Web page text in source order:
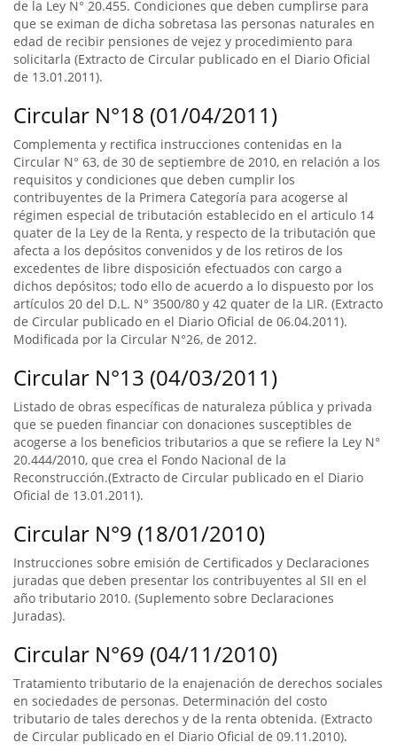
de la Ley N° 20.455. Condiciones que deben cumplirse para
que se eximan de dicha sobretasa las personas naturales en
edad de recibir pensiones de vejez y procedimiento para
solicitarla (Extracto de Circular publicado en el Diario Oficial
de 13.01.2011).
Circular N°18 (01/04/2011)
Complementa y rectifica instrucciones contenidas en la
Circular N° 63, de 30 de septiembre de 2010, en relación a los
requisitos y condiciones que deben cumplir los
contribuyentes de la Primera Categoría para acogerse al
régimen especial de tributación establecido en el articulo 14
quater de la Ley de la Renta, y respecto de la tributación que
afecta a los depósitos convenidos y de los retiros de los
excedentes de libre disposición efectuados con cargo a
dichos depósitos; todo ello de acuerdo a lo dispuesto por los
artículos 20 del D.L. N° 3500/80 y 42 quater de la LIR. (Extracto
de Circular publicado en el Diario Oficial de 06.04.2011).
Modificada por la Circular N°26, de 2012.
Circular N°13 (04/03/2011)
Listado de obras específicas de naturaleza pública y privada
que se pueden financiar con donaciones susceptibles de
acogerse a los beneficios tributarios a que se refiere la Ley N°
20.444/2010, que crea el Fondo Nacional de la
Reconstrucción.(Extracto de Circular publicado en el Diario
Oficial de 13.01.2011).
Circular N°9 (18/01/2010)
Instrucciones sobre emisión de Certificados y Declaraciones
juradas que deben presentar los contribuyentes al SII en el
año tributario 2010. (Suplemento sobre Declaraciones
Juradas).
Circular N°69 (04/11/2010)
Tratamiento tributario de la enajenación de derechos sociales
en sociedades de personas. Determinación del costo
tributario de tales derechos y de la renta obtenida. (Extracto
de Circular publicado en el Diario Oficial de 09.11.2010).